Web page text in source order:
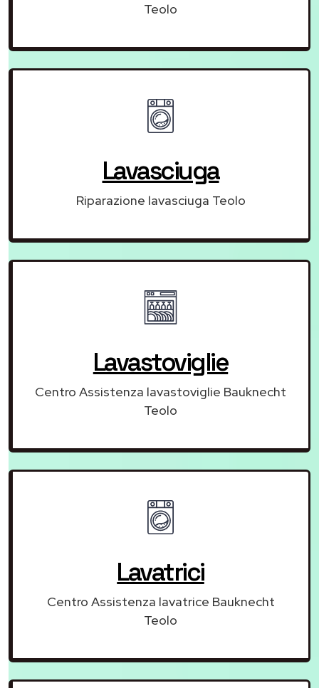
Teolo
Lavasciuga
Riparazione lavasciuga Teolo
Lavastoviglie
Centro Assistenza lavastoviglie Bauknecht
Teolo
Lavatrici
Centro Assistenza lavatrice Bauknecht
Teolo